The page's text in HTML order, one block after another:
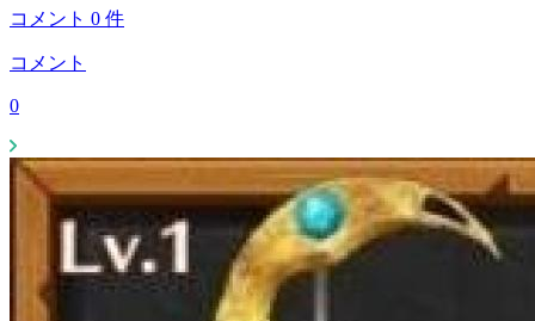
コメント 0 件
コメント
0